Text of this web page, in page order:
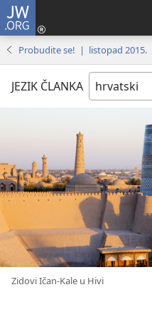
JW.ORG
Probudite se! | listopad 2015.
JEZIK ČLANKA
Zidovi Ičan-Kale u Hivi